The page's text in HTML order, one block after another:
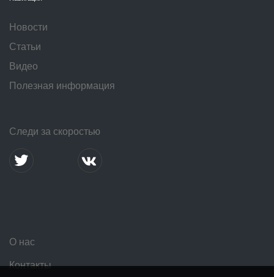
Новости
Статьи
Видео
Полезная информация
Следи за скоростью
О нас
Контакты